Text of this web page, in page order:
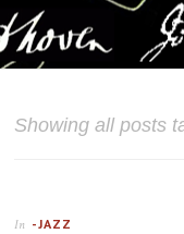
Showing all posts
In -JAZZ